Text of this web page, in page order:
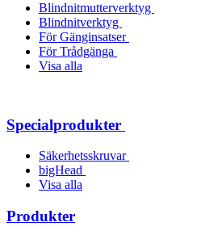
Blindnitmutterverktyg
Blindnitverktyg
För Gänginsatser
För Trådgänga
Visa alla
Specialprodukter
Säkerhetsskruvar
bigHead
Visa alla
Produkter